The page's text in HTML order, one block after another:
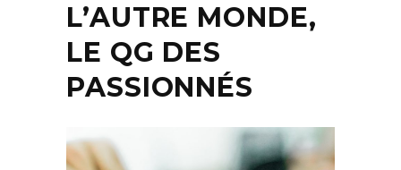
L’AUTRE MONDE,
LE QG DES
PASSIONNÉS